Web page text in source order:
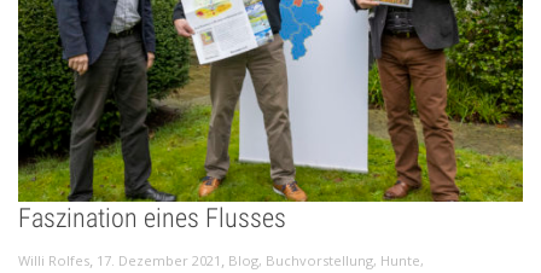
Faszination eines Flusses
Willi Rolfes, 17. Dezember 2021 , Blog, Buchvorstellung, Hunte,